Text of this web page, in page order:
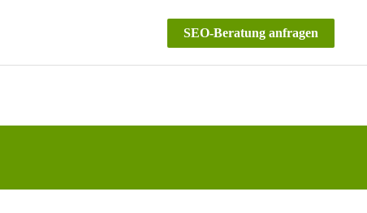
SEO-Beratung anfragen